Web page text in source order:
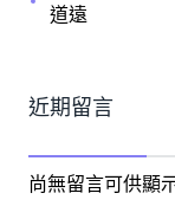
道遠
近期留言
尚無留言可供顯